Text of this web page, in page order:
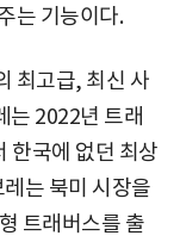
는 기능이다.
최고급, 최신 사
는 2022년 트래
한국에 없던 최상
는 북미 시장을
트래버스를 출